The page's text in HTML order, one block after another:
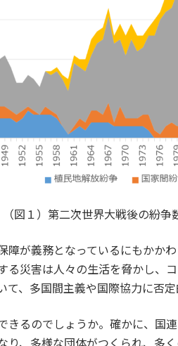
（図１）第二次世界大戦後の紛争
障が義務となっているにもかか
災害は人々の生活を脅かし、
、多国間主義や国際協力に否
きるのでしょうか。確かに、国
り、多様な団体がつくられ、多